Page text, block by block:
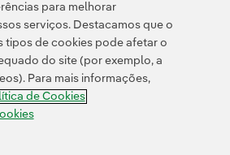
Política de Privacidade Informação legal
Política de cookies
para melhorar
serviços. Destacamos que o
tipos de cookies pode afetar o
do site (por exemplo, a
Para mais informações,
de Cookies